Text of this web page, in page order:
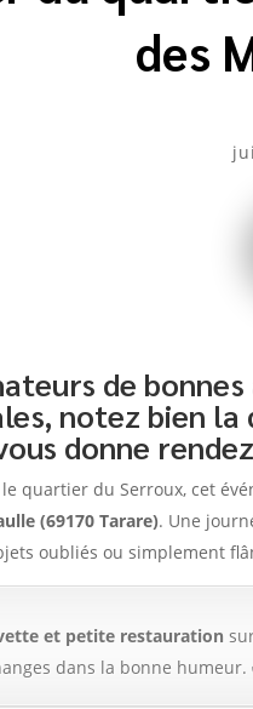
des
de
notez bien
donne
quartier du Serroux, cet
(69170 Tarare). Une
oubliés ou simplement
et petite restauration
dans la bonne humeur.